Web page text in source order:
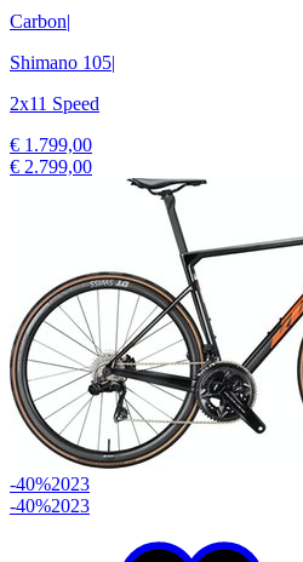
Carbon|
Shimano 105|
2x11 Speed
€ 1.799,00
€ 2.799,00
-40%2023
-40%2023